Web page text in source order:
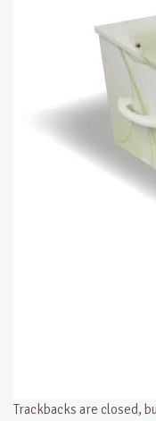
Trackbacks are closed,